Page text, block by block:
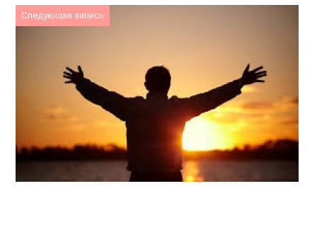
Следующая запись